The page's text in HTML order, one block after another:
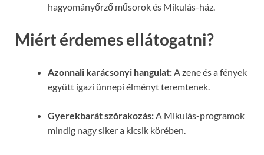
hagyományőrző műsorok és Mikulás-ház.
Miért érdemes ellátogatni?
Azonnali karácsonyi hangulat:A zene és a fények
együtt igazi ünnepi élményt teremtenek.
Gyerekbarát szórakozás:A Mikulás-programok
mindig nagy siker a kicsik körében.